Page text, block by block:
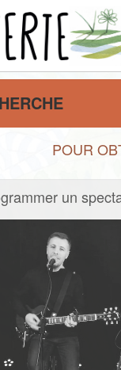
-
POUR
un